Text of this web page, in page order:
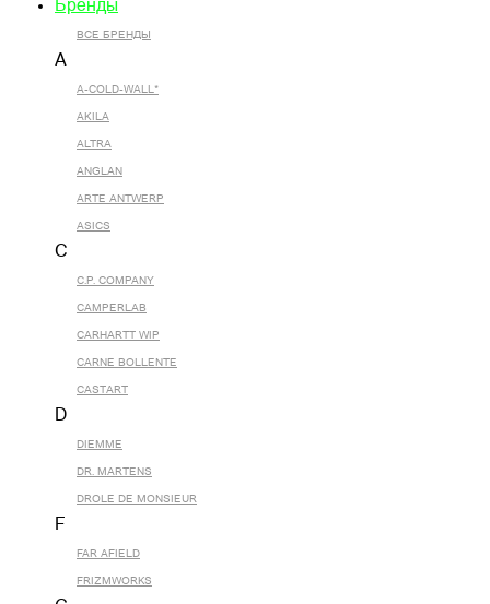
Бренды
ВСЕ БРЕНДЫ
A
A-COLD-WALL*
AKILA
ALTRA
ANGLAN
ARTE ANTWERP
ASICS
C
C.P. COMPANY
CAMPERLAB
CARHARTT WIP
CARNE BOLLENTE
CASTART
D
DIEMME
DR. MARTENS
DROLE DE MONSIEUR
F
FAR AFIELD
FRIZMWORKS